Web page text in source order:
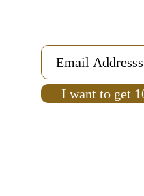
I want to get